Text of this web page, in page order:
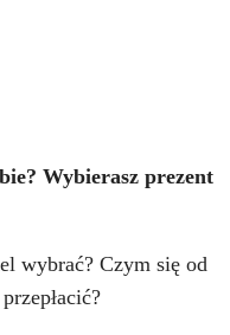
Wybierasz prezent
wybrać? Czym się od